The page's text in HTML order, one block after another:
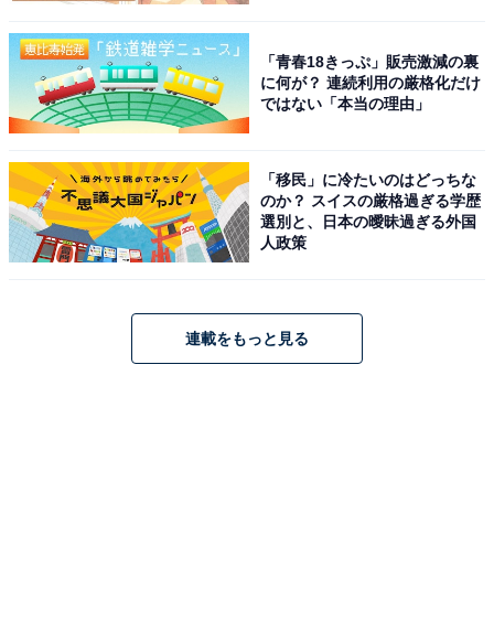
「青春18きっぷ」販売激減の裏
に何が？ 連続利用の厳格化だけ
ではない「本当の理由」
「移民」に冷たいのはどっちな
のか？ スイスの厳格過ぎる学歴
選別と、日本の曖昧過ぎる外国
人政策
連載をもっと見る